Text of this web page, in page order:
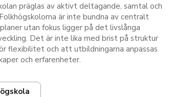
präglas av aktivt deltagande, samtal och
är inte bundna av centralt
utan fokus ligger på det livslånga
Det är inte lika med brist på struktur
flexibilitet och att utbildningarna anpassas
och erfarenheter.